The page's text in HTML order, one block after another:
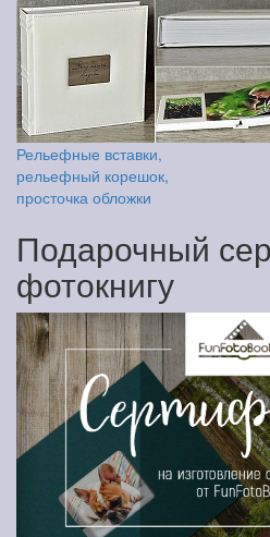
Рельефные вставки,
рельефный корешок,
просточка обложки
Подарочный
фотокнигу